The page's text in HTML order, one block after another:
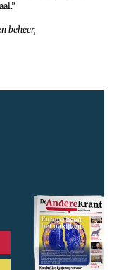
beheer,